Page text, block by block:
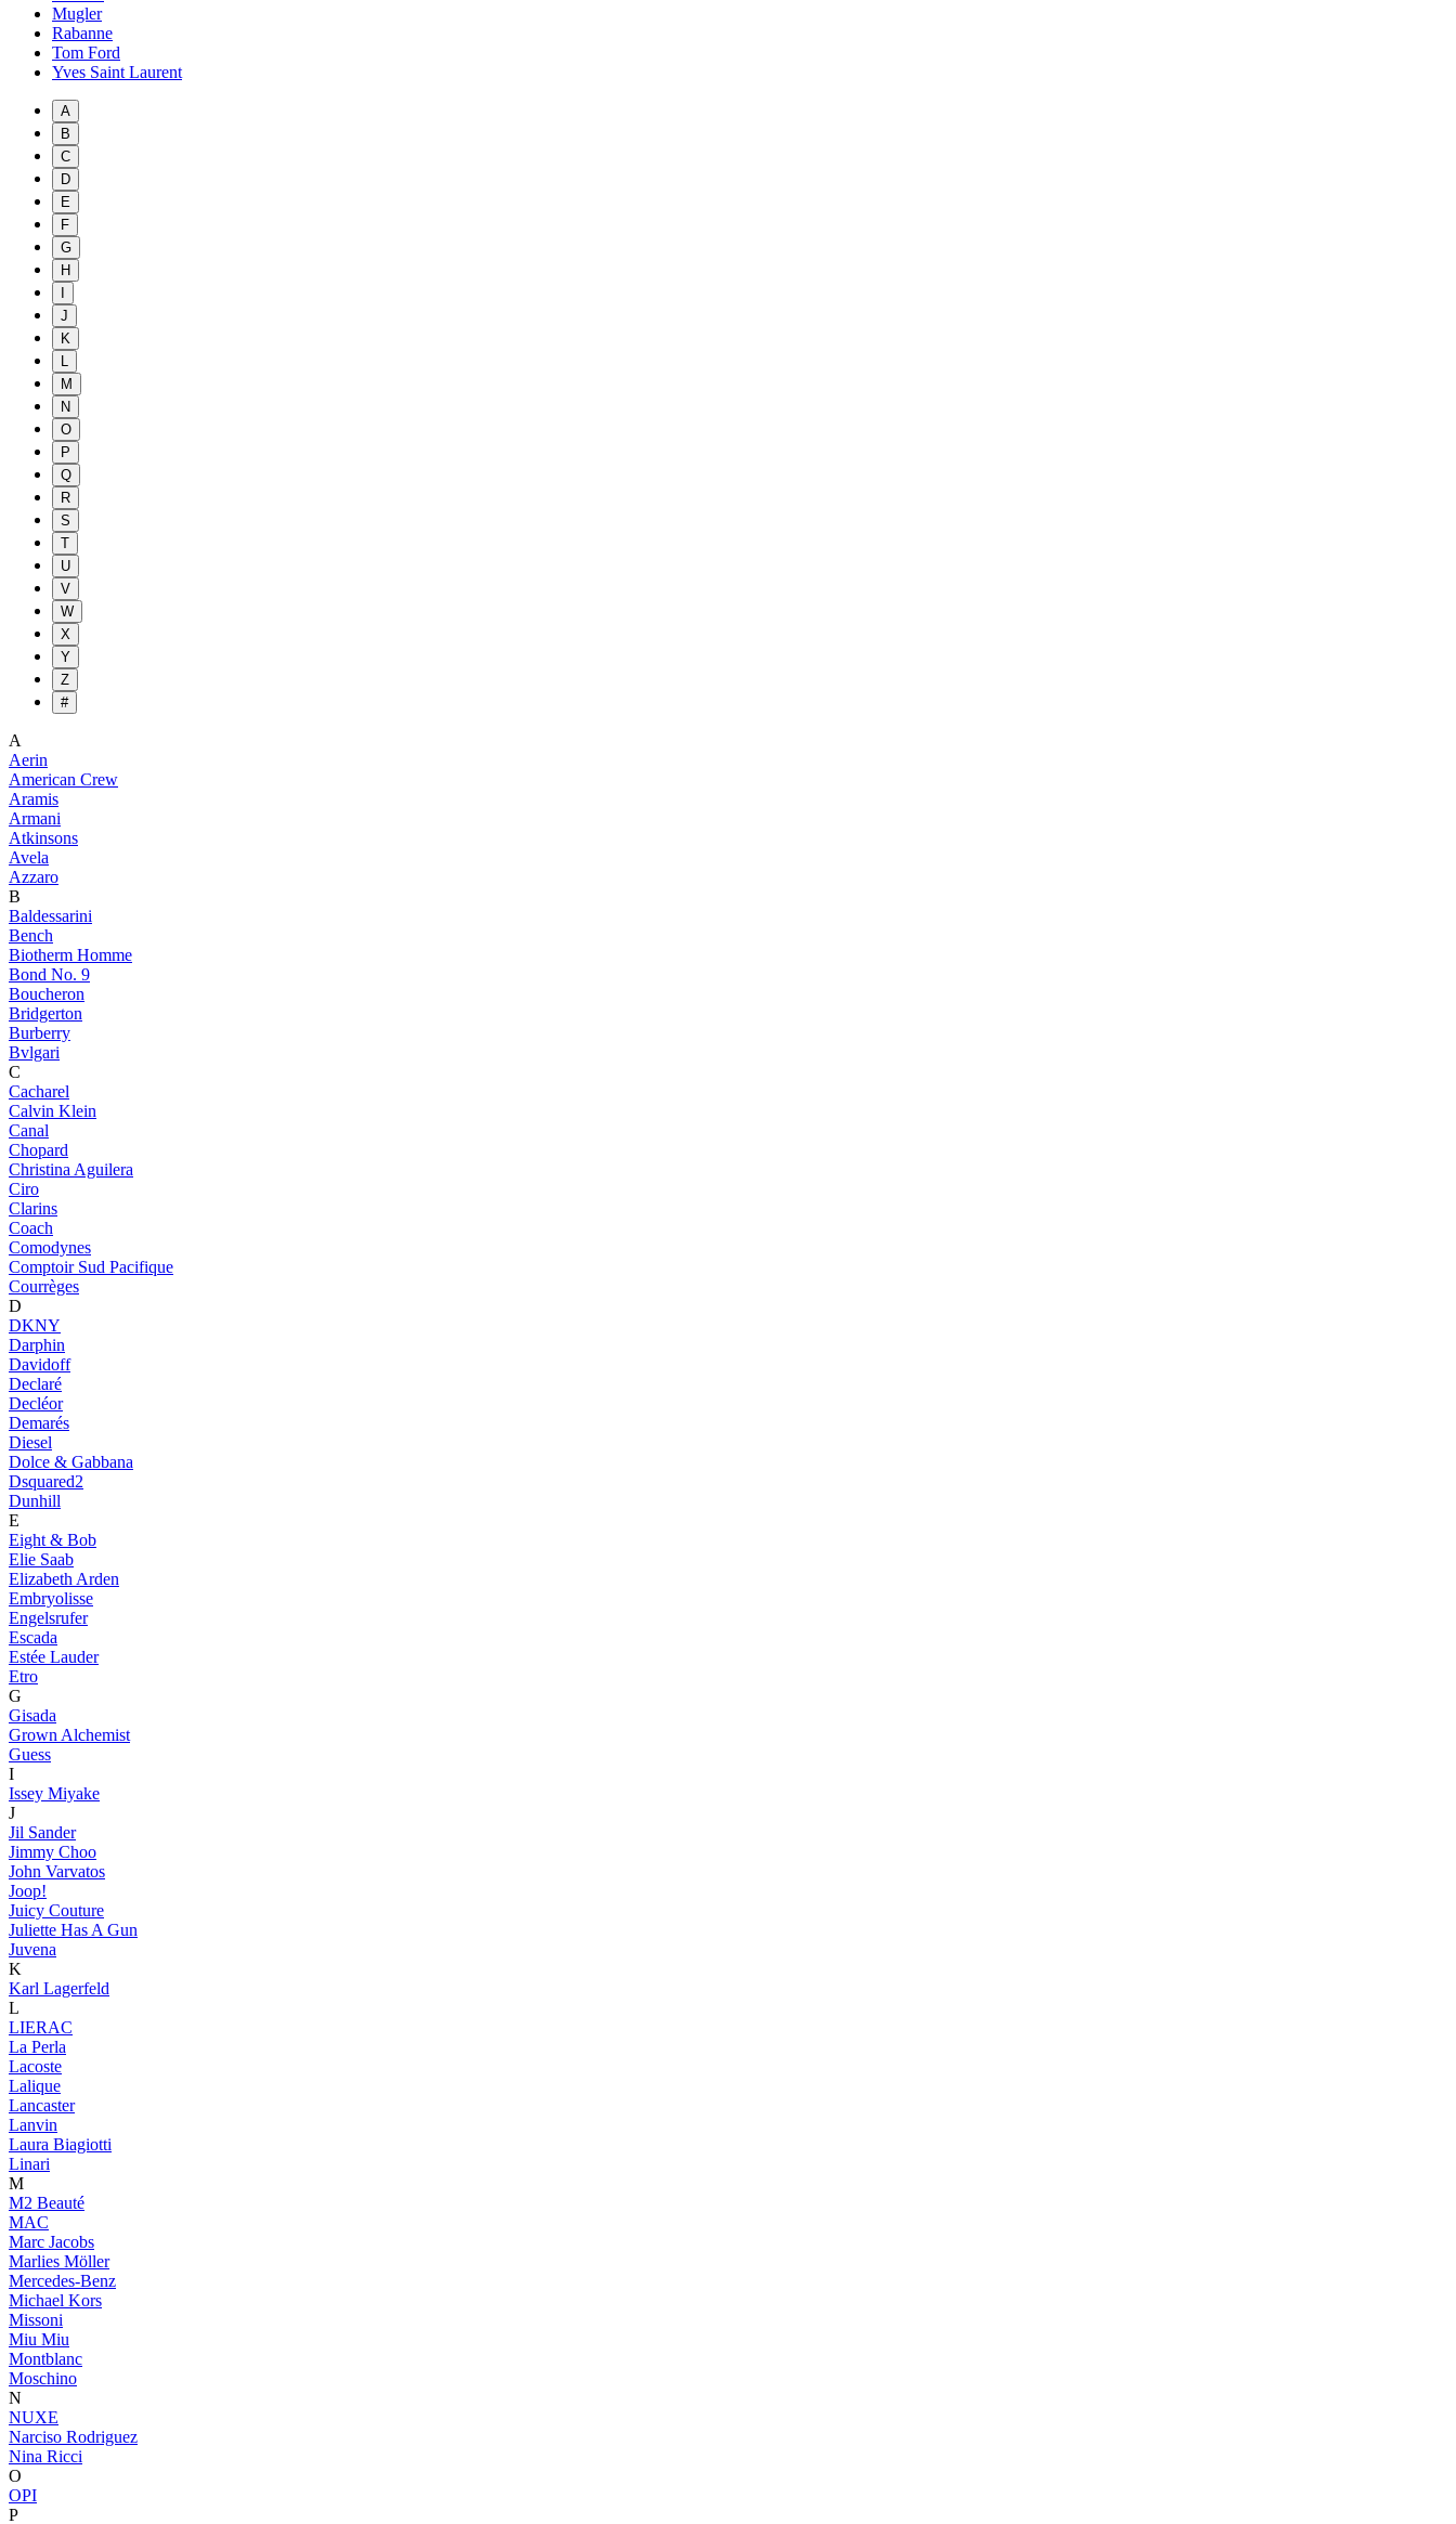
Mugler
Rabanne
Tom Ford
Yves Saint Laurent
A
B
C
D
E
F
G
H
J
K
L
M
N
O
P
Q
R
S
T
U
V
W
X
Y
Z
#
A
Aerin
American Crew
Aramis
Armani
Atkinsons
Avela
Azzaro
B
Baldessarini
Bench
Biotherm Homme
Bond No. 9
Boucheron
Bridgerton
Burberry
Bvlgari
C
Cacharel
Calvin Klein
Canal
Chopard
Christina Aguilera
Ciro
Clarins
Coach
Comodynes
Comptoir Sud Pacifique
Courrèges
D
DKNY
Darphin
Davidoff
Declaré
Decléor
Demarés
Diesel
Dolce & Gabbana
Dsquared2
Dunhill
E
Eight & Bob
Elie Saab
Elizabeth Arden
Embryolisse
Engelsrufer
Escada
Estée Lauder
Etro
G
Gisada
Grown Alchemist
Guess
I
Issey Miyake
J
Jil Sander
Jimmy Choo
John Varvatos
Joop!
Juicy Couture
Juliette Has A Gun
Juvena
K
Karl Lagerfeld
L
LIERAC
La Perla
Lacoste
Lalique
Lancaster
Lanvin
Laura Biagiotti
Linari
M
M2 Beauté
MAC
Marc Jacobs
Marlies Möller
Mercedes-Benz
Michael Kors
Missoni
Miu Miu
Montblanc
Moschino
N
NUXE
Narciso Rodriguez
Nina Ricci
O
OPI
P